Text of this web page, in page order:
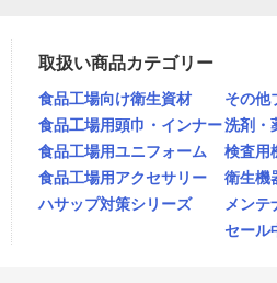
取扱い商品カテゴリー
食品工場向け衛生資材
食品工場用頭巾・インナー
食品工場用ユニフォーム
食品工場用アクセサリー
ハサップ対策シリーズ
その他
洗剤・
検査用
衛生機
メンテ
セール